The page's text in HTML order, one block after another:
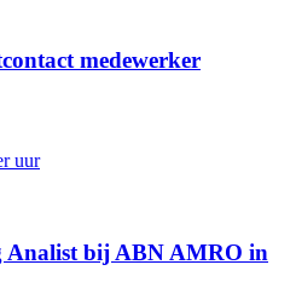
medewerker
uur
Analist bij ABN AMRO in